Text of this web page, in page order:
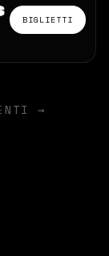
BIGLIETTI
→